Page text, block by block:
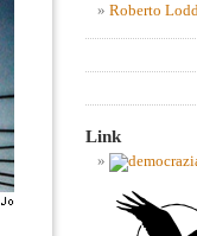
Roberto
Link